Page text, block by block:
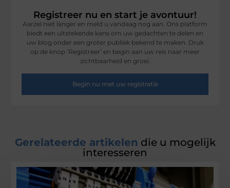
Registreer nu en start je avontuur!
Aarzel niet langer en meld u vandaag nog aan. Ons platform
biedt een uitstekende kans om uw gedachten te delen en
uw blog onder een groter publiek bekend te maken. Druk
op de knop ‘Registreer’ en begin aan uw reis naar meer
zichtbaarheid en groei.
Begin nu met uw registratie
Gerelateerde artikelen die u mogelijk
interesseren